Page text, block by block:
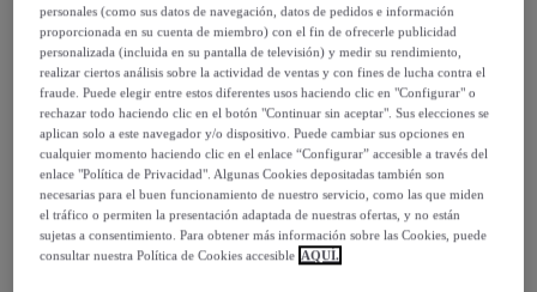
15,92 €
19,90 €
-20%
Vendido porECOMMERC3
personales (como sus datos de navegación, datos de pedidos e información
proporcionada en su cuenta de miembro) con el fin de ofrecerle publicidad
personalizada (incluida en su pantalla de televisión) y medir su rendimiento,
realizar ciertos análisis sobre la actividad de ventas y con fines de lucha contra el
fraude. Puede elegir entre estos diferentes usos haciendo clic en "Configurar" o
rechazar todo haciendo clic en el botón "Continuar sin aceptar". Sus elecciones se
aplican solo a este navegador y/o dispositivo. Puede cambiar sus opciones en
cualquier momento haciendo clic en el enlace “Configurar” accesible a través del
enlace "Política de Privacidad". Algunas Cookies depositadas también son
necesarias para el buen funcionamiento de nuestro servicio, como las que miden
el tráfico o permiten la presentación adaptada de nuestras ofertas, y no están
sujetas a consentimiento. Para obtener más información sobre las Cookies, puede
consultar nuestra Política de Cookies accesible AQUÍ.